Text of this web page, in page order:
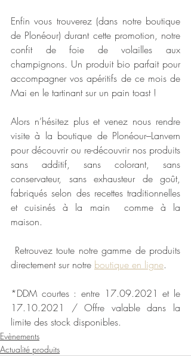
Enfin vous trouverez (dans notre boutique
de Plonéour) durant cette promotion, notre
confit de foie de volailles aux
champignons. Un produit bio parfait pour
accompagner vos apéritifs de ce mois de
Mai en le tartinant sur un pain toast !
Alors n’hésitez plus et venez nous rendre
visite à la boutique de Plonéour–Lanvern
pour découvrir ou re-découvrir nos produits
sans additif, sans colorant, sans
conservateur, sans exhausteur de goût,
fabriqués selon des recettes traditionnelles
et cuisinés à la main  comme à la
maison.
directement sur notre boutique en ligne.
*DDM courtes : entre 17.09.2021 et le
17.10.2021 / Offre valable dans la
limite des stock disponibles.
Evènements
Actualité produits